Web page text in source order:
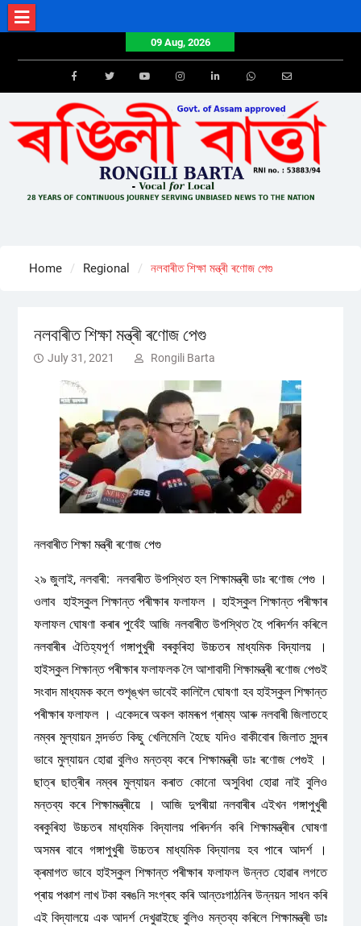
Skip
to
09 Aug, 2026
FacebookTwitterYoutube Email
Home Regional নলবাৰীত শিক্ষা মন্ত্ৰী ৰণোজ পেগু
নলবাৰীত শিক্ষা মন্ত্ৰী ৰণোজ পেগু
July 31, 2021 Rongili Barta
নলবাৰীত শিক্ষা মন্ত্ৰী ৰণোজ পেগু
২৯ জুলাই, নলবাৰী: নলবাৰীত উপস্থিত হল শিক্ষামন্ত্ৰী ডাঃ ৰণোজ পেগু ।
ওলাব হাইস্কুল শিক্ষান্ত পৰীক্ষাৰ ফলাফল । হাইস্কুল শিক্ষান্ত পৰীক্ষাৰ
ফলাফল ঘোষণা কৰাৰ পুৰ্বেই আজি নলবাৰীত উপস্থিত হৈ পৰিদৰ্শন কৰিলে
নলবাৰীৰ ঐতিহ্যপূৰ্ণ গঙ্গাপুখুৰী বৰকুৰিহা উচ্চতৰ মাধ্যমিক বিদ্যালয় ।
হাইস্কুল শিক্ষান্ত পৰীক্ষাৰ ফলাফলক লৈ আশাবাদী শিক্ষামন্ত্ৰী ৰণোজ পেগুই
সংবাদ মাধ্যমক কলে শুশৃঙ্খল ভাবেই কালিলৈ ঘোষণা হব হাইস্কুল শিক্ষান্ত
পৰীক্ষাৰ ফলাফল । একেদৰে অকল কামৰূপ গ্ৰাম্য আৰু নলবাৰী জিলাতহে
নম্বৰ মুল্যায়ন সন্দৰ্ভত কিছু খেলিমেলি হৈছে যদিও বাকীবোৰ জিলাত সুন্দৰ
ভাবে মুল্যায়ন হোৱা বুলিও মন্তব্য কৰে শিক্ষামন্ত্ৰী ডাঃ ৰণোজ পেগুই ।
ছাত্ৰ ছাত্ৰীৰ নম্বৰ মুল্যায়ন কৰাত কোনো অসুবিধা হোৱা নাই বুলিও
মন্তব্য কৰে শিক্ষামন্ত্ৰীয়ে । আজি দুপৰীয়া নলবাৰীৰ এইখন গঙ্গাপুখুৰী
বৰকুৰিহা উচ্চতৰ মাধ্যমিক বিদ্যালয় পৰিদৰ্শন কৰি শিক্ষামন্ত্ৰীৰ ঘোষণা
অসমৰ বাবে গঙ্গাপুখুৰী উচ্চতৰ মাধ্যমিক বিদ্যালয় হব পাৰে আদৰ্শ ।
ক্ৰমাগত ভাবে হাইস্কুল শিক্ষান্ত পৰীক্ষাৰ ফলাফল উন্নত হোৱাৰ লগতে
প্ৰায় পঞ্চাশ লাখ টকা বৰঙনি সংগ্ৰহ কৰি আন্তঃগাঠনিৰ উন্নয়ন সাধন কৰি
এই বিদ্যালয়ে এক আদৰ্শ দেখুৱাইছে বুলিও মন্তব্য কৰিলে শিক্ষামন্ত্ৰী ডাঃ